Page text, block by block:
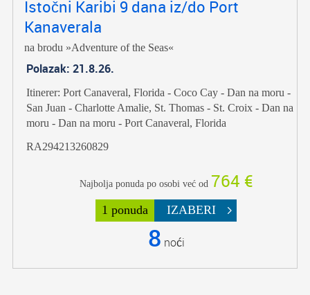
8 noći
Istočni Karibi 9 dana iz/do Port
Kanaverala
na brodu »Adventure of the Seas«
Polazak: 21.8.26.
Itinerer: Port Canaveral, Florida - Coco Cay - Dan na moru -
San Juan - Charlotte Amalie, St. Thomas - St. Croix - Dan na
moru - Dan na moru - Port Canaveral, Florida
RA294213260829
Najbolja ponuda po osobi već od 764 €
1 ponuda IZABERI